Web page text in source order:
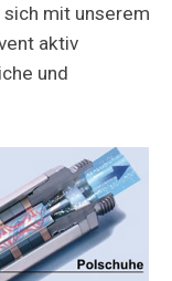
sich mit unserem
aktiv
und